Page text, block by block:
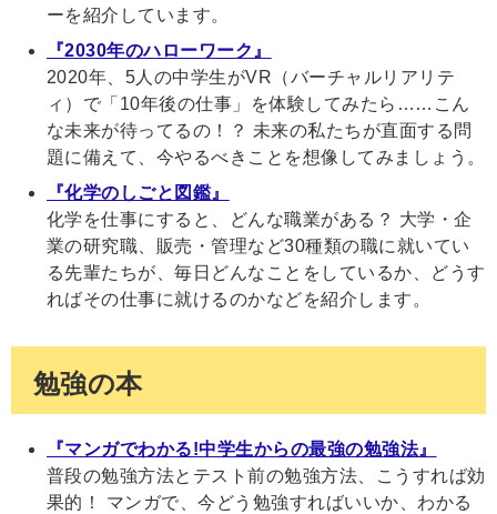
ーを紹介しています。
『2030年のハローワーク』
2020年、5人の中学生がVR（バーチャルリアリテ
ィ）で「10年後の仕事」を体験してみたら……こん
な未来が待ってるの！？ 未来の私たちが直面する問
題に備えて、今やるべきことを想像してみましょう。
『化学のしごと図鑑』
化学を仕事にすると、どんな職業がある？ 大学・企
業の研究職、販売・管理など30種類の職に就いてい
る先輩たちが、毎日どんなことをしているか、どうす
ればその仕事に就けるのかなどを紹介します。
勉強の本
『マンガでわかる!中学生からの最強の勉強法』
普段の勉強方法とテスト前の勉強方法、こうすれば効
果的！ マンガで、今どう勉強すればいいか、わかる